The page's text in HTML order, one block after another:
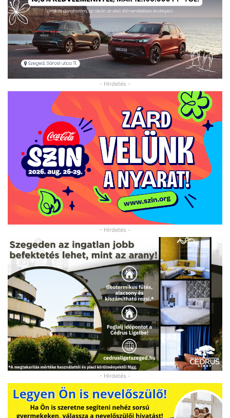
- Hirdetés -
- Hirdetés -
- Hirdetés -